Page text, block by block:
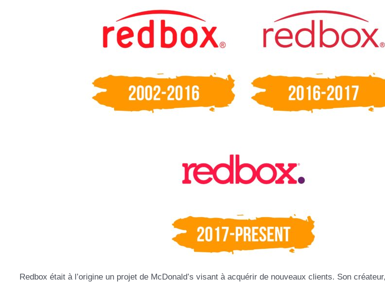
Redbox était à l’origine un projet de McDonald’s visant à acquérir de nouveaux clients. Son